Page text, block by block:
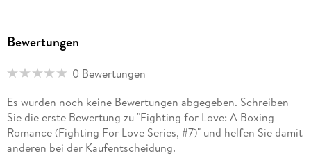
Bewertungen
0 Bewertungen
Es wurden noch keine Bewertungen abgegeben. Schreiben
Sie die erste Bewertung zu "Fighting for Love: A Boxing
Romance (Fighting For Love Series, #7)" und helfen Sie damit
anderen bei der Kaufentscheidung.